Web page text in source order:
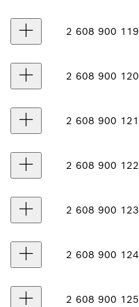
2 608 900 119
2 608 900 120
2 608 900 121
2 608 900 122
2 608 900 123
2 608 900 124
2 608 900 125